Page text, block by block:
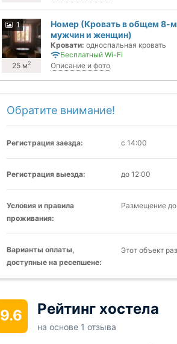
1
25 м2
Номер (Кровать в общем 8-
мужчин и женщин)
Кровати: односпальная кровать
Бесплатный Wi-Fi
Описание и фото
Обратите внимание!
Регистрация заезда: с 14:00
Регистрация выезда: до 12:00
Условия и правила
проживания:
Размещение
Варианты оплаты,
доступные на ресепшене:
Этот объект
9.6 Рейтинг хостела
на основе 1 отзыва